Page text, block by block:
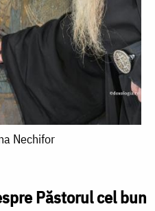
Nechifor
Păstorul cel bun